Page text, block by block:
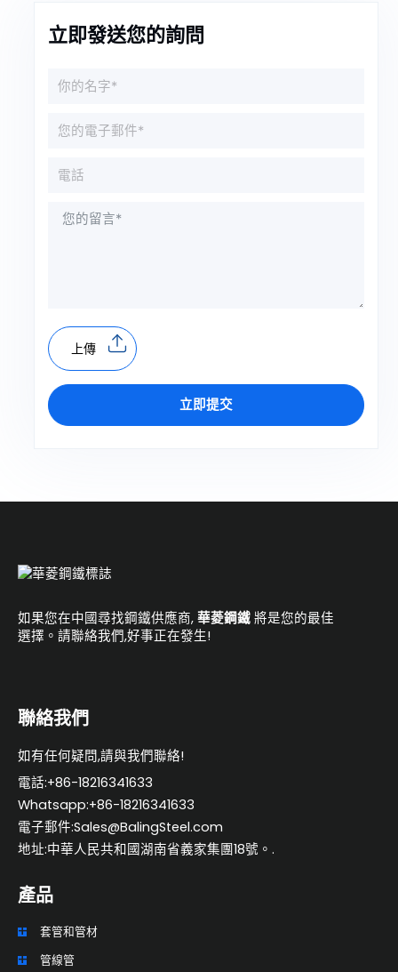
立即發送您的詢問
上傳
立即提交
t
n
t
e
:
如果您在中國尋找鋼鐵供應商, 華菱鋼鐵 將是您的最佳
選擇。請聯絡我們,好事正在發生!
聯絡我們
如有任何疑問,請與我們聯絡!
電話:+86-18216341633
Whatsapp:+86-18216341633
電子郵件:Sales@BalingSteel.com
地址:中華人民共和國湖南省義家集團18號。.
產品
套管和管材
管線管